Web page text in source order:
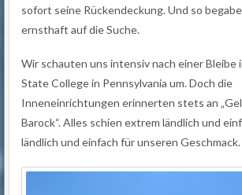
sofort seine Rückendeckung. Und so
ernsthaft auf die Suche.
Wir schauten uns intensiv nach einer Bleibe
State College in Pennsylvania um. Doch die
Inneneinrichtungen erinnerten stets an
Barock“. Alles schien extrem ländlich und
ländlich und einfach für unseren Geschmack.